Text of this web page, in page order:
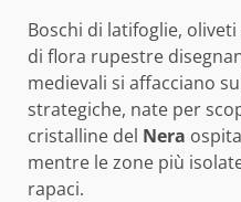
Boschi di latifoglie,
di flora rupestre
medievali si affacciano
strategiche, nate per
cristalline del Nera
mentre le zone più
rapaci.